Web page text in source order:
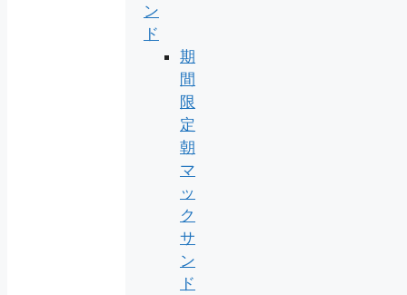
ン
ド
期
間
限
定
朝
マ
ッ
ク
サ
ン
ド